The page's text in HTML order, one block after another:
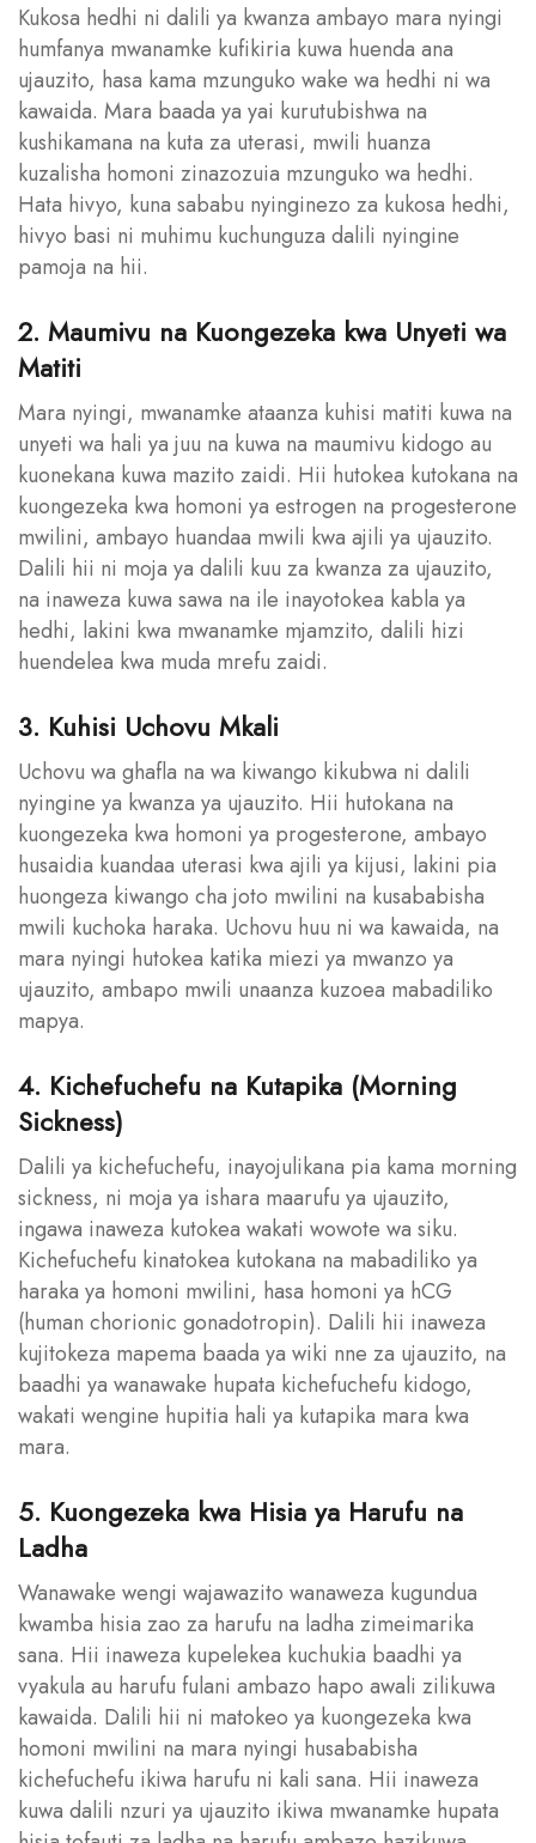
Kukosa hedhi ni dalili ya kwanza ambayo mara nyingi
humfanya mwanamke kufikiria kuwa huenda ana
ujauzito, hasa kama mzunguko wake wa hedhi ni wa
kawaida. Mara baada ya yai kurutubishwa na
kushikamana na kuta za uterasi, mwili huanza
kuzalisha homoni zinazozuia mzunguko wa hedhi.
Hata hivyo, kuna sababu nyinginezo za kukosa hedhi,
hivyo basi ni muhimu kuchunguza dalili nyingine
pamoja na hii.
2. Maumivu na Kuongezeka kwa Unyeti wa
Matiti
Mara nyingi, mwanamke ataanza kuhisi matiti kuwa na
unyeti wa hali ya juu na kuwa na maumivu kidogo au
kuonekana kuwa mazito zaidi. Hii hutokea kutokana na
kuongezeka kwa homoni ya estrogen na progesterone
mwilini, ambayo huandaa mwili kwa ajili ya ujauzito.
Dalili hii ni moja ya dalili kuu za kwanza za ujauzito,
na inaweza kuwa sawa na ile inayotokea kabla ya
hedhi, lakini kwa mwanamke mjamzito, dalili hizi
huendelea kwa muda mrefu zaidi.
3. Kuhisi Uchovu Mkali
Uchovu wa ghafla na wa kiwango kikubwa ni dalili
nyingine ya kwanza ya ujauzito. Hii hutokana na
kuongezeka kwa homoni ya progesterone, ambayo
husaidia kuandaa uterasi kwa ajili ya kijusi, lakini pia
huongeza kiwango cha joto mwilini na kusababisha
mwili kuchoka haraka. Uchovu huu ni wa kawaida, na
mara nyingi hutokea katika miezi ya mwanzo ya
ujauzito, ambapo mwili unaanza kuzoea mabadiliko
mapya.
4. Kichefuchefu na Kutapika (Morning
Sickness)
Dalili ya kichefuchefu, inayojulikana pia kama morning
sickness, ni moja ya ishara maarufu ya ujauzito,
ingawa inaweza kutokea wakati wowote wa siku.
Kichefuchefu kinatokea kutokana na mabadiliko ya
haraka ya homoni mwilini, hasa homoni ya hCG
(human chorionic gonadotropin). Dalili hii inaweza
kujitokeza mapema baada ya wiki nne za ujauzito, na
baadhi ya wanawake hupata kichefuchefu kidogo,
wakati wengine hupitia hali ya kutapika mara kwa
mara.
5. Kuongezeka kwa Hisia ya Harufu na
Ladha
Wanawake wengi wajawazito wanaweza kugundua
kwamba hisia zao za harufu na ladha zimeimarika
sana. Hii inaweza kupelekea kuchukia baadhi ya
vyakula au harufu fulani ambazo hapo awali zilikuwa
kawaida. Dalili hii ni matokeo ya kuongezeka kwa
homoni mwilini na mara nyingi husababisha
kichefuchefu ikiwa harufu ni kali sana. Hii inaweza
kuwa dalili nzuri ya ujauzito ikiwa mwanamke hupata